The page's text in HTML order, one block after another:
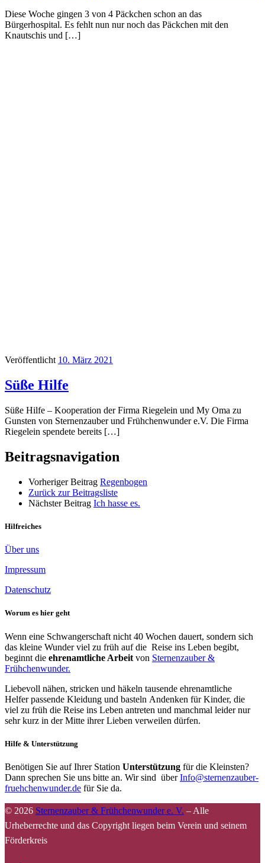
Diese Woche gingen 3 von 4 Päckchen schon an das
Bürgerhospital. Es fehlt nun nur noch das Päckchen mit den
Knautschis und […]
Veröffentlicht 10. März 2021
Süße Hilfe
Süße Hilfe – Kooperation der Firma Riegelein und My Oma zu
Gunsten von Sternenzauber und Frühchenwunder e.V. Die Firma
Riegelein spendete bereits […]
Beitragsnavigation
Vorheriger Beitrag Regenbogen
Zurück zur Beitragsliste
Nächster Beitrag Ich hasse es.
Hilfreiches
Über uns
Impressum
Datenschutz
Worum es hier geht
Wenn eine Schwangerschaft nicht 40 Wochen dauert, sondern sich
das kleine Wunder viel zu früh auf die Reise ins Leben begibt,
beginnt die ehrenamtliche Arbeit von Sternenzauber &
Frühchenwunder.
Liebevoll nähen, stricken und häkeln tausende ehrenamtliche
Helfer passende Kleidung und basteln Andenken für Kinder, die
viel zu früh die Reise ins Leben antreten und manchmal leider nur
sehr kurz in der Mitte ihrer Lieben verweilen dürfen.
Hilfe & Unterstützung
Benötigen Sie auf Ihrer Station Unterstützung für die Kleinsten?
Dann sprechen Sie uns bitte an. Wir sind überInfo@sternenzauber-
fruehchenwunder.de für Sie da.
© 2026 Sternenzauber & Frühchenwunder e. V. – Alle
Urheberrechte und das Copyright liegen beim Verein und seinem
Förderkreis